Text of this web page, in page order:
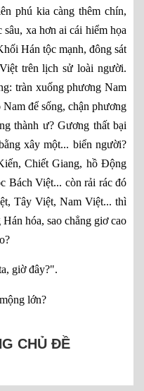
phú kia càng thêm chín,
xa hơn ai cái hiểm họa
Hán tộc mạnh, đông sát
trên lịch sử loài người.
tràn xuống phương Nam
để sống, chận phương
thành ư? Gương thất bại
xây một... biển người?
Chiết Giang, hồ Động
Bách Việt... còn rải rác đó
Tây Việt, Nam Việt... thì
hóa, sao chẳng giơ cao
giờ đây?".
lớn?
CHỦ ĐỀ